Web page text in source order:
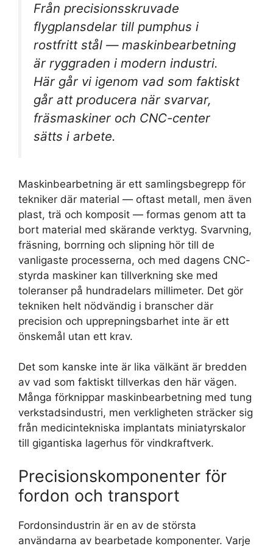
Från precisionsskruvade
flygplansdelar till pumphus i
rostfritt stål — maskinbearbetning
är ryggraden i modern industri.
Här går vi igenom vad som faktiskt
går att producera när svarvar,
fräsmaskiner och CNC-center
sätts i arbete.
Maskinbearbetning är ett samlingsbegrepp för
tekniker där material — oftast metall, men även
plast, trä och komposit — formas genom att ta
bort material med skärande verktyg. Svarvning,
fräsning, borrning och slipning hör till de
vanligaste processerna, och med dagens CNC-
styrda maskiner kan tillverkning ske med
toleranser på hundradelars millimeter. Det gör
tekniken helt nödvändig i branscher där
precision och upprepningsbarhet inte är ett
önskemål utan ett krav.
Det som kanske inte är lika välkänt är bredden
av vad som faktiskt tillverkas den här vägen.
Många förknippar maskinbearbetning med tung
verkstadsindustri, men verkligheten sträcker sig
från medicintekniska implantats miniatyrskalor
till gigantiska lagerhus för vindkraftverk.
Precisionskomponenter för
fordon och transport
Fordonsindustrin är en av de största
användarna av bearbetade komponenter. Varje